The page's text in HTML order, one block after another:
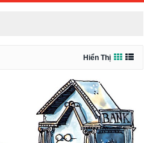
Hiển Thị